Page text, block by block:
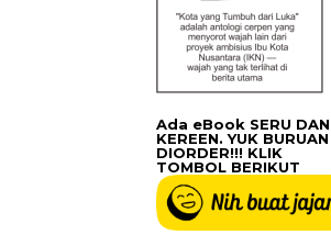
Ada eBook SERU DAN
KEREEN. YUK BURUAN
DIORDER!!! KLIK
TOMBOL BERIKUT